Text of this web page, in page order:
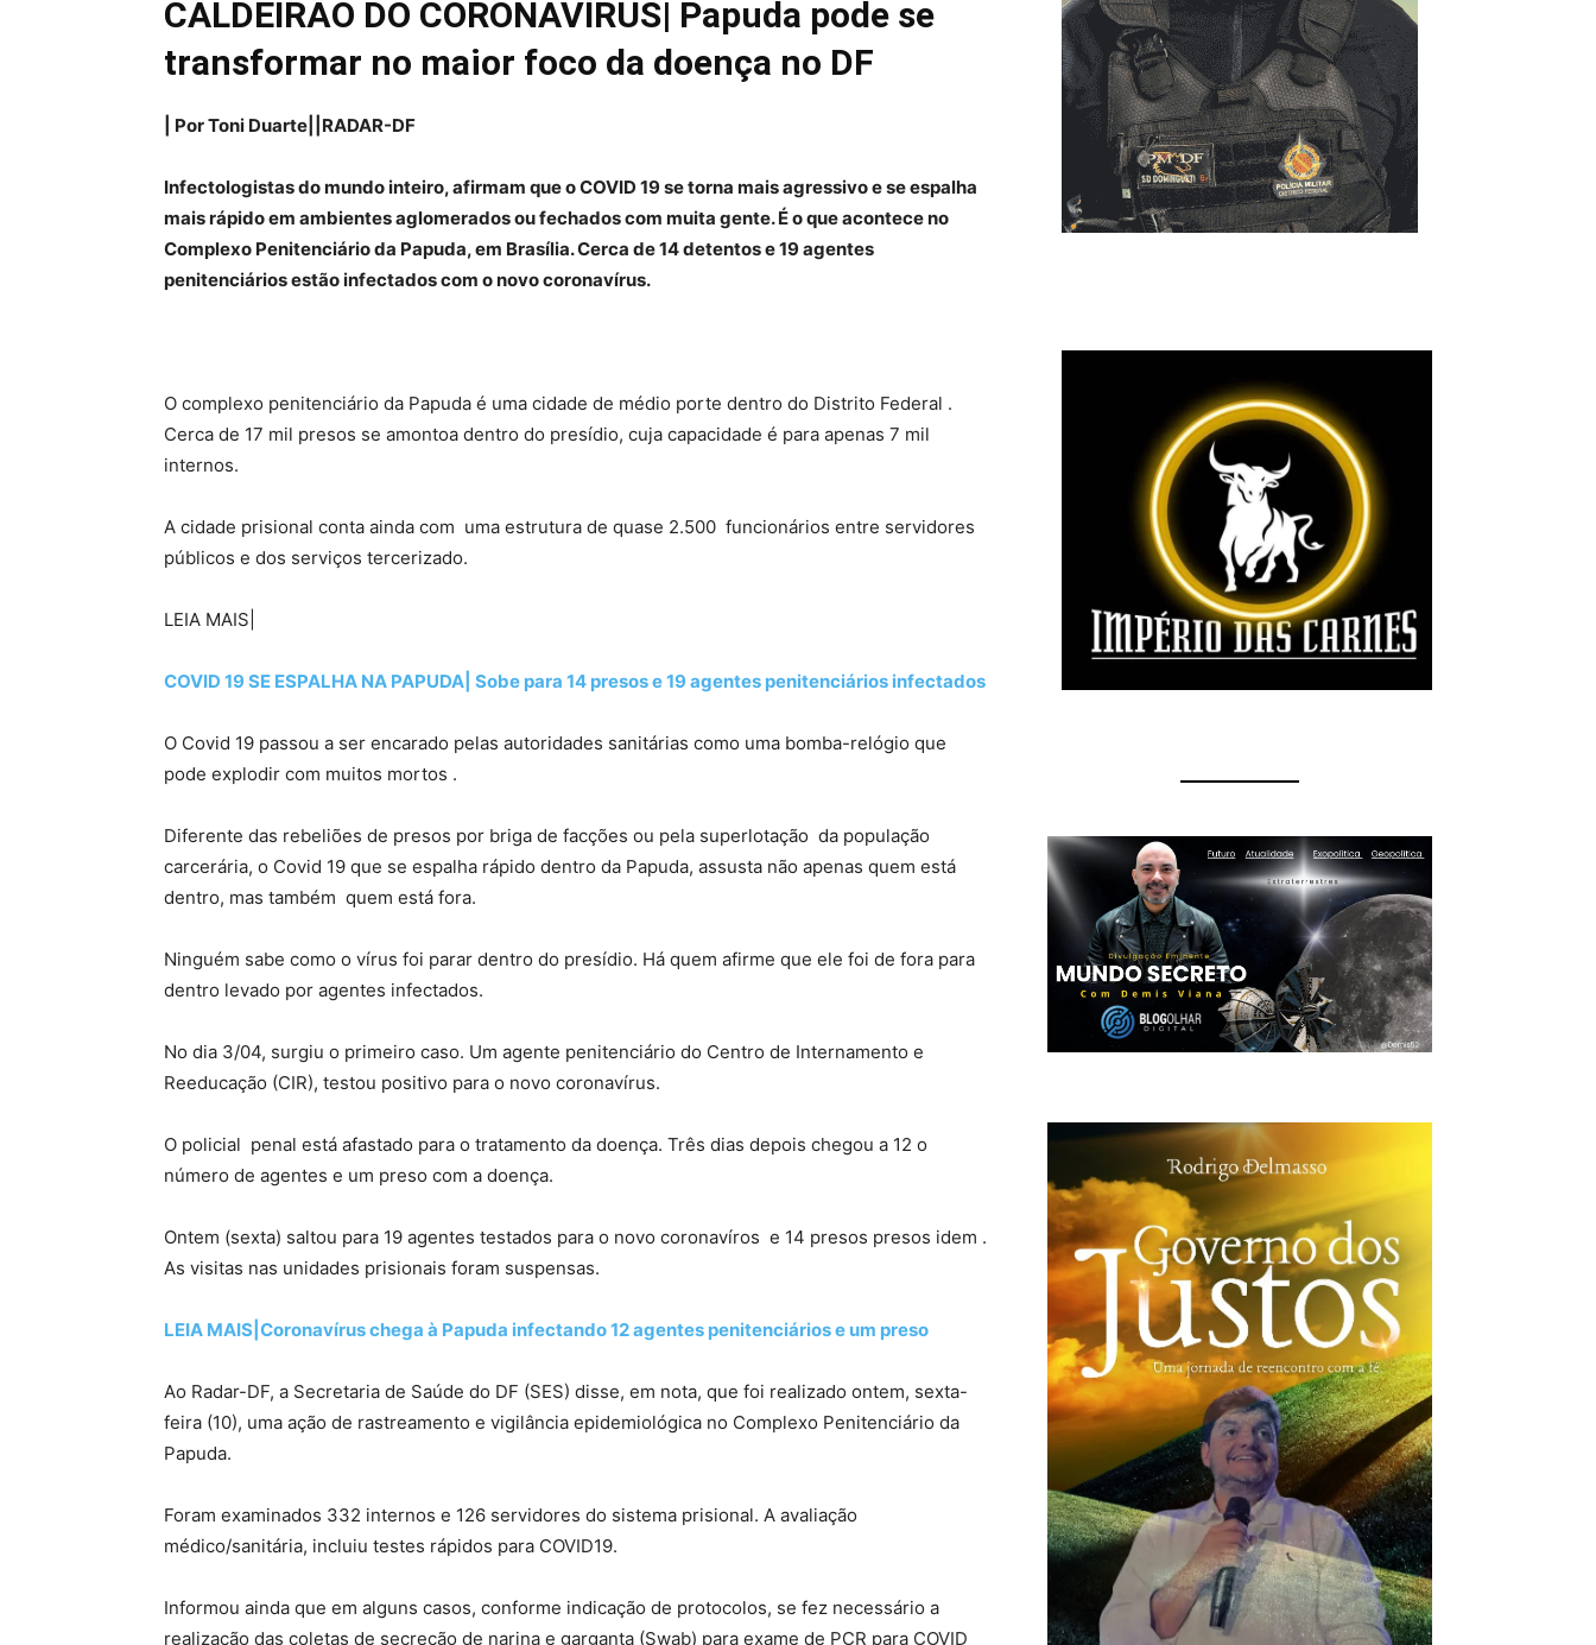
CALDEIRÃO DO CORONAVÍRUS| Papuda pode se
transformar no maior foco da doença no DF
| Por Toni Duarte||RADAR-DF
Infectologistas do mundo inteiro, afirmam que o COVID 19 se torna mais agressivo e se espalha
mais rápido em ambientes aglomerados ou fechados com muita gente. É o que acontece no
Complexo Penitenciário da Papuda, em Brasília. Cerca de 14 detentos e 19 agentes
penitenciários estão infectados com o novo coronavírus.
O complexo penitenciário da Papuda é uma cidade de médio porte dentro do Distrito Federal .
Cerca de 17 mil presos se amontoa dentro do presídio, cuja capacidade é para apenas 7 mil
internos.
A cidade prisional conta ainda com uma estrutura de quase 2.500 funcionários entre servidores
públicos e dos serviços tercerizado.
LEIA MAIS|
COVID 19 SE ESPALHA NA PAPUDA| Sobe para 14 presos e 19 agentes penitenciários infectados
O Covid 19 passou a ser encarado pelas autoridades sanitárias como uma bomba-relógio que
pode explodir com muitos mortos .
Diferente das rebeliões de presos por briga de facções ou pela superlotação da população
carcerária, o Covid 19 que se espalha rápido dentro da Papuda, assusta não apenas quem está
dentro, mas também quem está fora.
Ninguém sabe como o vírus foi parar dentro do presídio. Há quem afirme que ele foi de fora para
dentro levado por agentes infectados.
No dia 3/04, surgiu o primeiro caso. Um agente penitenciário do Centro de Internamento e
Reeducação (CIR), testou positivo para o novo coronavírus.
O policial penal está afastado para o tratamento da doença. Três dias depois chegou a 12 o
número de agentes e um preso com a doença.
Ontem (sexta) saltou para 19 agentes testados para o novo coronavíros e 14 presos presos idem .
As visitas nas unidades prisionais foram suspensas.
LEIA MAIS|Coronavírus chega à Papuda infectando 12 agentes penitenciários e um preso
Ao Radar-DF, a Secretaria de Saúde do DF (SES) disse, em nota, que foi realizado ontem, sexta-
feira (10), uma ação de rastreamento e vigilância epidemiológica no Complexo Penitenciário da
Papuda.
Foram examinados 332 internos e 126 servidores do sistema prisional. A avaliação
médico/sanitária, incluiu testes rápidos para COVID19.
Informou ainda que em alguns casos, conforme indicação de protocolos, se fez necessário a
realização das coletas de secreção de narina e garganta (Swab) para exame de PCR para COVID